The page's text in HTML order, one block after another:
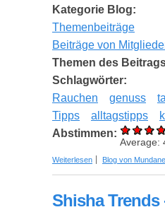
Kategorie Blog:
Themenbeiträge
Beiträge von
Themen des
Schlagwörter:
Rauchen
genuss
Tipps
alltagstipps
Abstimmen:
Average:
Weiterlesen über Zigaretten
Blog von
Shisha Trends